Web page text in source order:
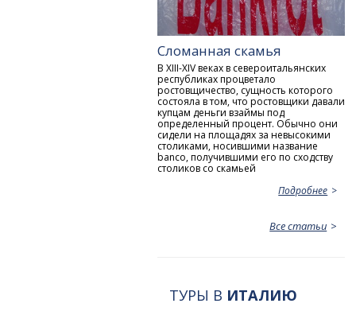
Сломанная скамья
В XIII-XIV веках в североитальянских
республиках процветало
ростовщичество, сущность которого
состояла в том, что ростовщики давали
купцам деньги взаймы под
определенный процент. Обычно они
сидели на площадях за невысокими
столиками, носившими название
bancо, получившими его по сходству
столиков со скамьей
Подробнее
Все статьи
ТУРЫ В ИТАЛИЮ